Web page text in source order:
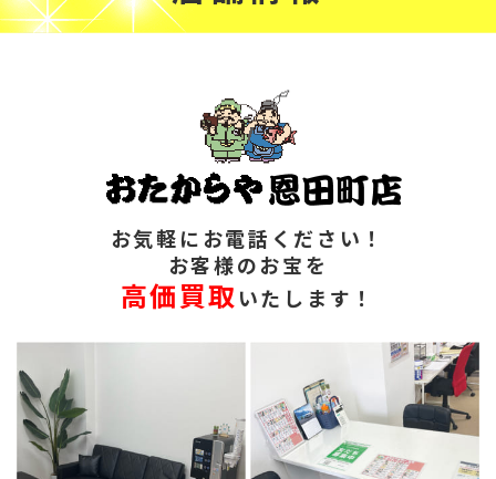
お気軽にお電話ください！
お客様のお宝を
高価買取 いたします！